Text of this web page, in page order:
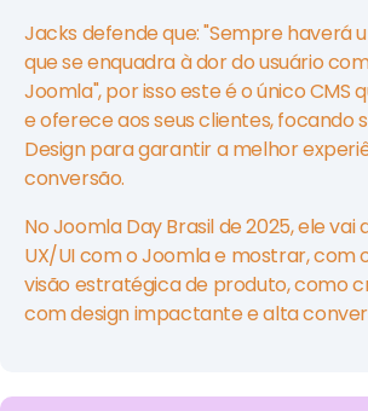
Jacks defende que: "Sempre haverá
que se enquadra à dor do usuário
Joomla", por isso este é o único CMS
e oferece aos seus clientes, focando
Design para garantir a melhor
conversão.
No Joomla Day Brasil de 2025, ele vai
UX/UI com o Joomla e mostrar, com
visão estratégica de produto, como
com design impactante e alta